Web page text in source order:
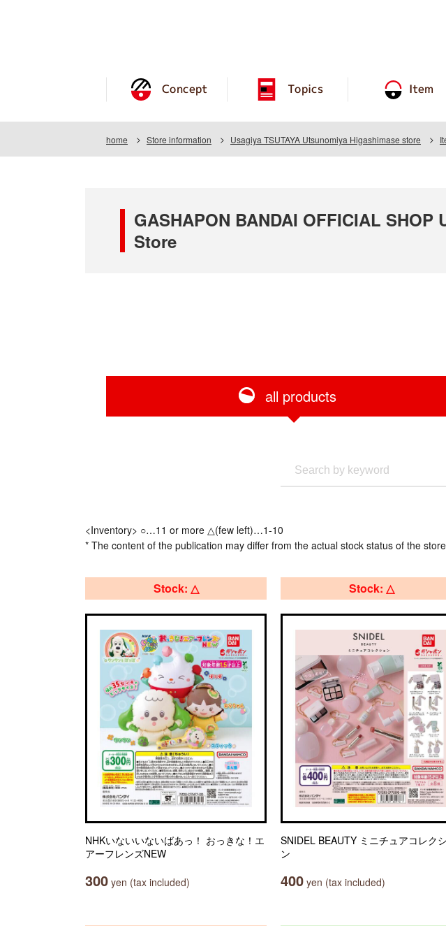
Concept Topics Item
home Store information Usagiya TSUTAYA Utsunomiya Higashimase store
GASHAPON BANDAI OFFICIAL
Store
all products
<Inventory> ○…11 or more △(few left)…1-10
* The content of the publication may differ from the actual stock status of the
Stock: △
NHKいないいないばあっ！ おっきな！エ
アーフレンズNEW
300 yen (tax included)
Stock: △
SNIDEL BEAUTY ミニチュアコレク
ン
400 yen (tax included)